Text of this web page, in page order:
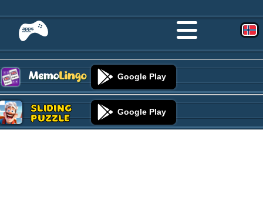
Google Play
Sliding
Puzzle Google Play